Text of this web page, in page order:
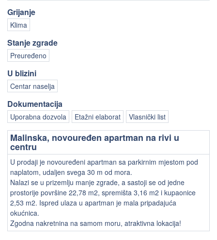
Grijanje
Klima
Stanje zgrade
Preuređeno
U blizini
Centar naselja
Dokumentacija
Uporabna dozvola Etažni elaborat Vlasnički list
Malinska, novouređen apartman na rivi u
centru
U prodaji je novouređeni apartman sa parkirnim mjestom pod
naplatom, udaljen svega 30 m od mora.
Nalazi se u prizemlju manje zgrade, a sastoji se od jedne
prostorije površine 22,78 m2, spremišta 3,16 m2 i kupaonice
2,53 m2. Ispred ulaza u apartman je mala pripadajuća
okućnica.
Zgodna nakretnina na samom moru, atraktivna lokacija!